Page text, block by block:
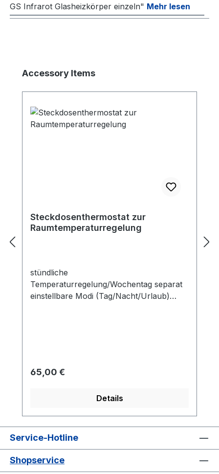
GS Infrarot Glasheizkörper einzeln" Mehr lesen
Produktgalerie überspringen
Accessory Items
Steckdosenthermostat zur
Raumtemperaturregelung
stündliche
Temperaturregelung/Wochentag separat
einstellbare Modi (Tag/Nacht/Urlaub)
Regulärer Preis:
65,00 €
Details
Service-Hotline
Shopservice